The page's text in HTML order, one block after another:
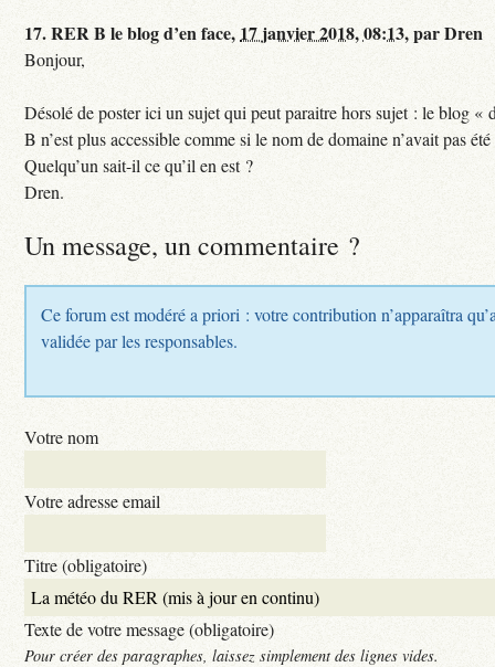
17.RER B le blog d’en face, 17 janvier 2018, 08:13,parDren
Bonjour,
Désolé de poster ici un sujet qui peut paraitre hors sujet : le blog «
B n’est plus accessible comme si le nom de domaine n’avait pas
Quelqu’un sait-il ce qu’il en est ?
Dren.
Un message, un commentaire ?
Ce forum est modéré a priori : votre contribution n’apparaîtra
validée par les responsables.
Votre nom
Votre adresse email
Titre (obligatoire)
Texte de votre message (obligatoire)
Pour créer des paragraphes, laissez simplement des lignes vides.